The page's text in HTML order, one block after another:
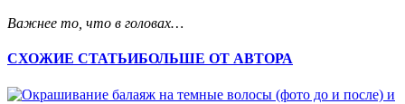
Важнее то, что в головах…
СХОЖИЕ СТАТЬИБОЛЬШЕ ОТ АВТОРА